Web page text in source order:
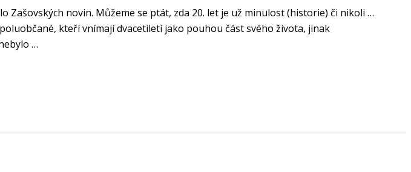
Zašovských novin. Můžeme se ptát, zda 20. let je už minulost (historie) či nikoli …
kteří vnímají dvacetiletí jako pouhou část svého života, jinak
…